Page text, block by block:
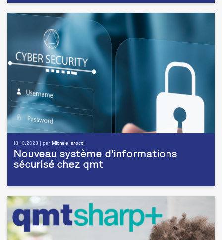
18.10.2023 | par Michele Iarocci
Nouveau système d'informations
sécurisé chez qmt